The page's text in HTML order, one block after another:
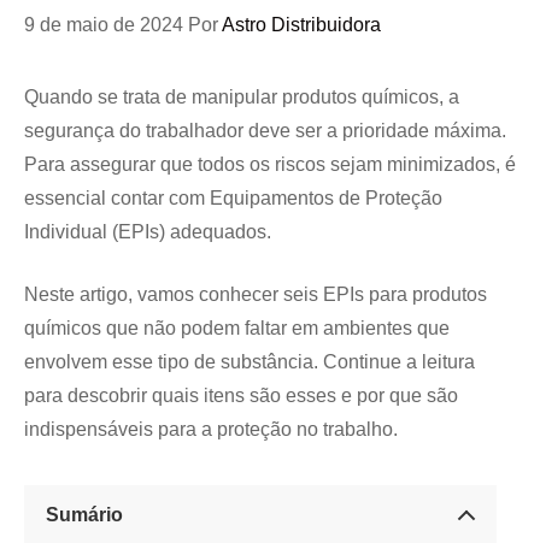
9 de maio de 2024 PorAstro Distribuidora
Quando se trata de manipular produtos químicos, a
segurança do trabalhador deve ser a prioridade máxima.
Para assegurar que todos os riscos sejam minimizados, é
essencial contar com Equipamentos de Proteção
Individual (EPIs) adequados.
Neste artigo, vamos conhecer seis EPIs para produtos
químicos que não podem faltar em ambientes que
envolvem esse tipo de substância. Continue a leitura
para descobrir quais itens são esses e por que são
indispensáveis para a proteção no trabalho.
Sumário